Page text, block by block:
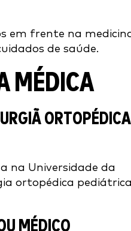
em frente na
de saúde.
MÉDICA
ORTOPÉDICA
na Universidade da
ortopédica
MÉDICO